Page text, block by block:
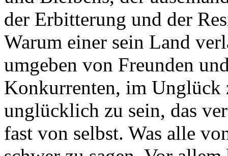
der Erbitterung und der
Warum einer sein Land
umgeben von Freunden
Konkurrenten, im Unglück
unglücklich zu sein, das
fast von selbst. Was alle